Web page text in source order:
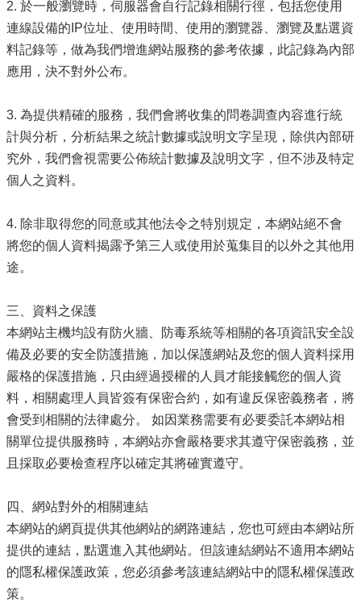
教
網
中
心
務
行
政
資
源
務
教
學
源
務
技
教
育
服
務
大
及
樂
齡
資
源
2. 於一般瀏覽時，伺服器會自行記錄相關行徑，包括您使用
連線設備的IP位址、使用時間、使用的瀏覽器、瀏覽及點選資
料記錄等，做為我們增進網站服務的參考依據，此記錄為內部
應用，決不對外公布。
3. 為提供精確的服務，我們會將收集的問卷調查內容進行統
計與分析，分析結果之統計數據或說明文字呈現，除供內部研
究外，我們會視需要公佈統計數據及說明文字，但不涉及特定
個人之資料。
4. 除非取得您的同意或其他法令之特別規定，本網站絕不會
將您的個人資料揭露予第三人或使用於蒐集目的以外之其他用
途。
三、資料之保護
本網站主機均設有防火牆、防毒系統等相關的各項資訊安全設
備及必要的安全防護措施，加以保護網站及您的個人資料採用
嚴格的保護措施，只由經過授權的人員才能接觸您的個人資
料，相關處理人員皆簽有保密合約，如有違反保密義務者，將
會受到相關的法律處分。 如因業務需要有必要委託本網站相
關單位提供服務時，本網站亦會嚴格要求其遵守保密義務，並
且採取必要檢查程序以確定其將確實遵守。
四、網站對外的相關連結
本網站的網頁提供其他網站的網路連結，您也可經由本網站所
提供的連結，點選進入其他網站。但該連結網站不適用本網站
的隱私權保護政策，您必須參考該連結網站中的隱私權保護政
策。